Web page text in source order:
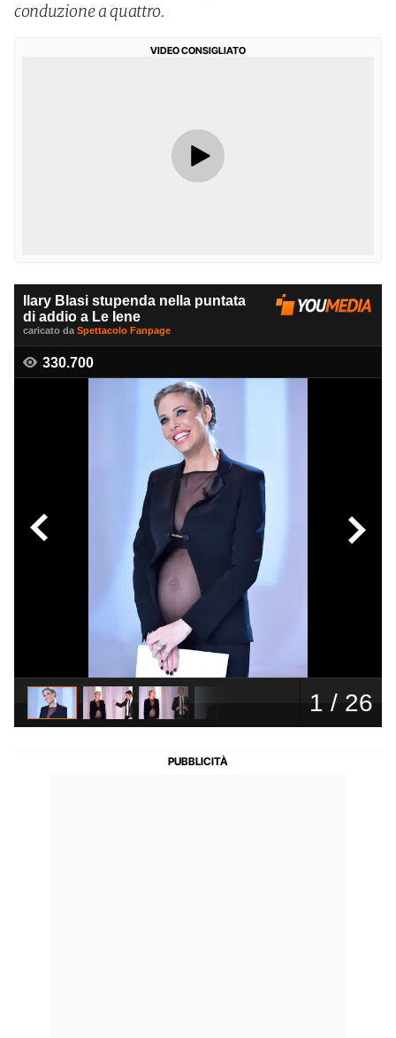
conduzione a quattro.
VIDEO CONSIGLIATO